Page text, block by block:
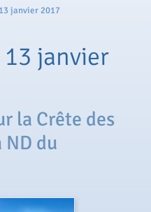
janvier 2017
janvier
la Crête des
du